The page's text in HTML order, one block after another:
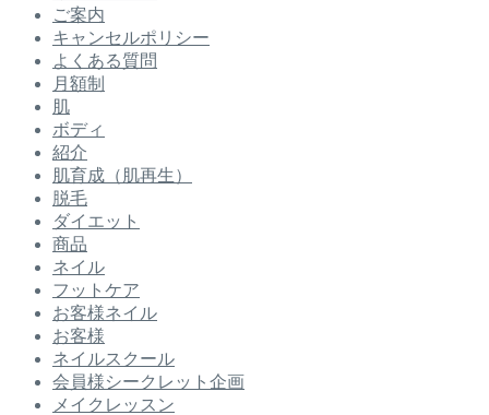
ご案内
キャンセルポリシー
よくある質問
月額制
肌
ボディ
紹介
肌育成（肌再生）
脱毛
ダイエット
商品
ネイル
フットケア
お客様ネイル
お客様
ネイルスクール
会員様シークレット企画
メイクレッスン